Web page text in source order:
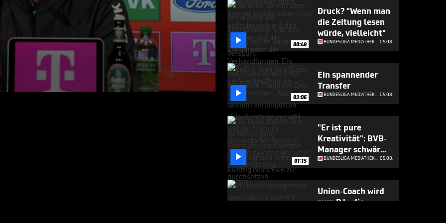
07.11.25
 00:48
Druck? "Wenn man
die Zeitung lesen
würde, vielleicht"
BUNDESLIGA MEDIATHEK HIGHLIGHTS 05.08.
 03:06
Ein spannender
Transfer
BUNDESLIGA MEDIATHEK HIGHLIGHTS 05.08.
 01:15
"Er ist pure
Kreativität": BVB-
Manager schwärmt
von Neuzugang
BUNDESLIGA MEDIATHEK HIGHLIGHTS 05.08.
Union-Coach wird
zum DJ - die